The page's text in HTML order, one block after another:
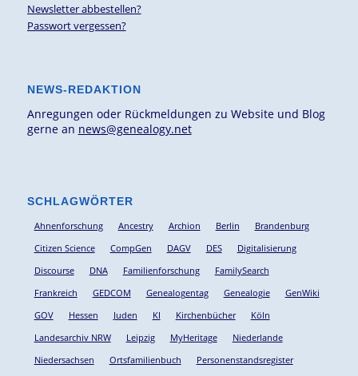
Newsletter abbestellen?
Passwort vergessen?
NEWS-REDAKTION
Anregungen oder Rückmeldungen zu Website und Blog
gerne an news@genealogy.net
SCHLAGWÖRTER
Ahnenforschung Ancestry Archion Berlin
Brandenburg
Citizen Science
CompGen DAGV DES
Digitalisierung
Discourse
DNA Familienforschung
FamilySearch
Frankreich
GEDCOM Genealogentag Genealogie
GenWiki
GOV
Hessen Juden KI Kirchenbücher
Köln
Landesarchiv NRW
Leipzig MyHeritage
Niederlande
Niedersachsen
Ortsfamilienbuch
Personenstandsregister